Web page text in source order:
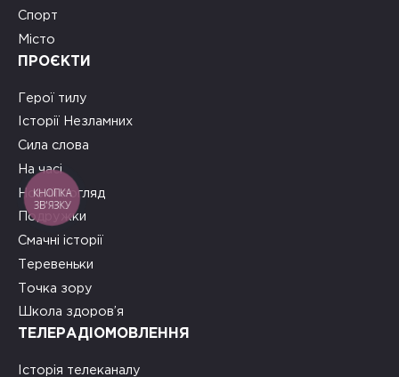
Спорт
Місто
ПРОЄКТИ
Герої тилу
Історії Незламних
Сила слова
На часі
Новий погляд
Подружки
Смачні історії
Теревеньки
Точка зору
Школа здоров’я
ТЕЛЕРАДІОМОВЛЕННЯ
Історія телеканалу
КНОПКА
ЗВ'ЯЗКУ